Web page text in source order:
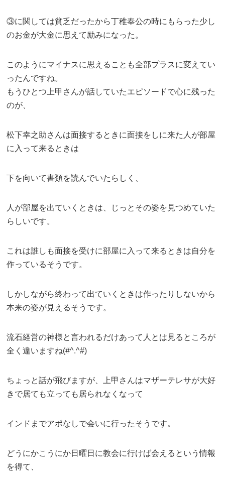
③に関しては貧乏だったから丁稚奉公の時にもらった少し
のお金が大金に思えて励みになった。
このようにマイナスに思えることも全部プラスに変えてい
ったんですね。
もうひとつ上甲さんが話していたエピソードで心に残った
のが、
松下幸之助さんは面接するときに面接をしに来た人が部屋
に入って来るときは
下を向いて書類を読んでいたらしく、
人が部屋を出ていくときは、じっとその姿を見つめていた
らしいです。
これは誰しも面接を受けに部屋に入って来るときは自分を
作っているそうです。
しかしながら終わって出ていくときは作ったりしないから
本来の姿が見えるそうです。
流石経営の神様と言われるだけあって人とは見るところが
全く違いますね(#^.^#)
ちょっと話が飛びますが、上甲さんはマザーテレサが大好
きで居ても立っても居られなくなって
インドまでアポなしで会いに行ったそうです。
どうにかこうにか日曜日に教会に行けば会えるという情報
を得て、